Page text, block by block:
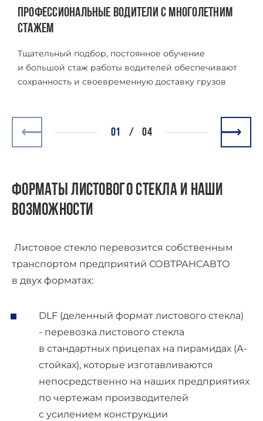
ПРОФЕССИОНАЛЬНЫЕ ВОДИТЕЛИ С МНОГОЛЕТНИМ
СТАЖЕМ
Тщательный подбор, постоянное обучение
и большой стаж работы водителей обеспечивают
сохранность и своевременную доставку грузов
01 / 04
ФОРМАТЫ ЛИСТОВОГО СТЕКЛА И НАШИ
ВОЗМОЖНОСТИ
Листовое стекло перевозится собственным
транспортом предприятий СОВТРАНСАВТО
в двух форматах:
DLF (деленный формат листового стекла)
- перевозка листового стекла
в стандартных прицепах на пирамидах (А-
стойках), которые изготавливаются
непосредственно на наших предприятиях
по чертежам производителей
с усилением конструкции